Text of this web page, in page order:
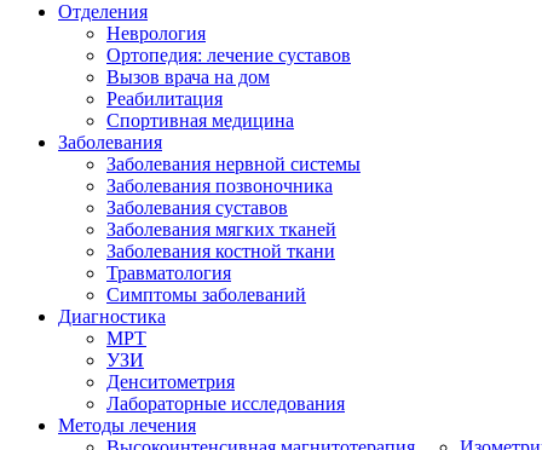
Отделения
Неврология
Ортопедия: лечение суставов
Вызов врача на дом
Реабилитация
Спортивная медицина
Заболевания
Заболевания нервной системы
Заболевания позвоночника
Заболевания суставов
Заболевания мягких тканей
Заболевания костной ткани
Травматология
Симптомы заболеваний
Диагностика
МРТ
УЗИ
Денситометрия
Лабораторные исследования
Методы лечения